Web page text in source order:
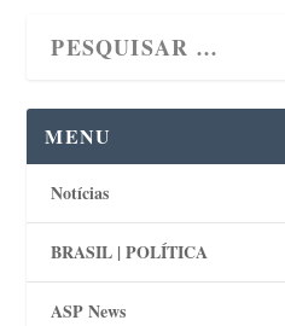
MENU
Notícias
BRASIL | POLÍTICA
ASP News